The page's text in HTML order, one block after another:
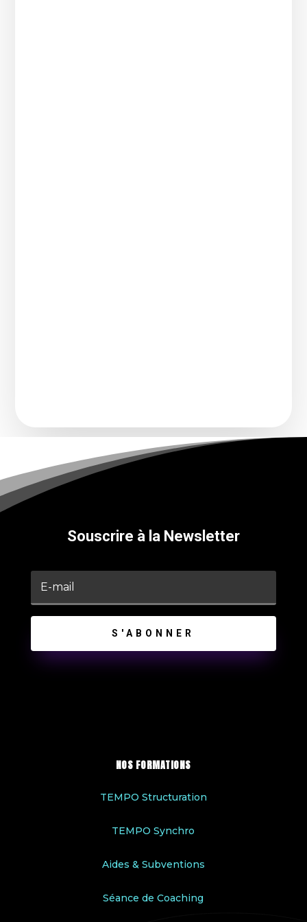
Souscrire à la Newsletter
S'ABONNER
NOS FORMATIONS
TEMPO Structuration
TEMPO Synchro
Aides & Subventions
Séance de Coaching